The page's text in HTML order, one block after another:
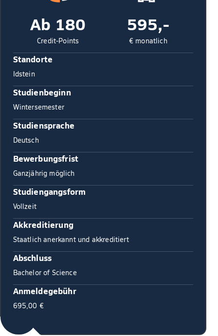
Ab 180
Credit-Points
595,-
€ monatlich
Standorte
Idstein
Studienbeginn
Wintersemester
Studiensprache
Deutsch
Bewerbungsfrist
Ganzjährig möglich
Studiengangsform
Vollzeit
Akkreditierung
Staatlich anerkannt und akkreditiert
Abschluss
Bachelor of Science
Anmeldegebühr
695,00 €